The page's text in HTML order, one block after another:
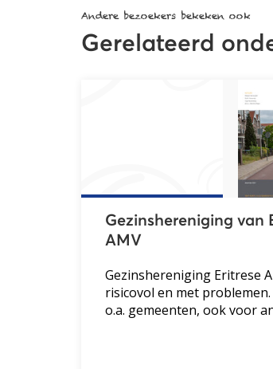
Andere bezoekers bekeken ook
Gerelateerd
Gezinshereniging van
AMV
Gezinshereniging Eritrese
risicovol en met
o.a. gemeenten, ook voor